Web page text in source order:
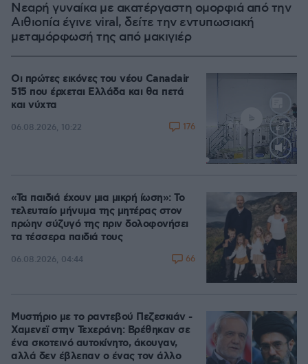
Νεαρή γυναίκα με ακατέργαστη ομορφιά από την
Αιθιοπία έγινε viral, δείτε την εντυπωσιακή
μεταμόρφωσή της από μακιγιέρ
Loaded:
Οι πρώτες εικόνες του νέου Canadair
515 που έρχεται Ελλάδα και θα πετά
και νύχτα
06.08.2026, 10:22 176
«Τα παιδιά έχουν μια μικρή ίωση»: Το
τελευταίο μήνυμα της μητέρας στον
πρώην σύζυγό της πριν δολοφονήσει
τα τέσσερα παιδιά τους
06.08.2026, 04:44 66
Μυστήριο με το ραντεβού Πεζεσκιάν -
Χαμενεϊ στην Τεχεράνη: Βρέθηκαν σε
ένα σκοτεινό αυτοκίνητο, άκουγαν,
αλλά δεν έβλεπαν ο ένας τον άλλο